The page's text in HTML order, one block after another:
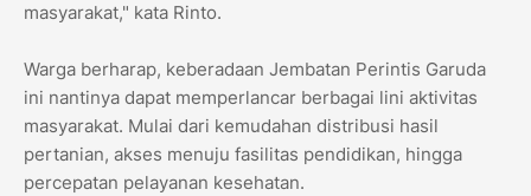
masyarakat," kata Rinto.
​Warga berharap, keberadaan Jembatan Perintis Garuda
ini nantinya dapat memperlancar berbagai lini aktivitas
masyarakat. Mulai dari kemudahan distribusi hasil
pertanian, akses menuju fasilitas pendidikan, hingga
percepatan pelayanan kesehatan.